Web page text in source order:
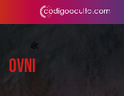
OVNI